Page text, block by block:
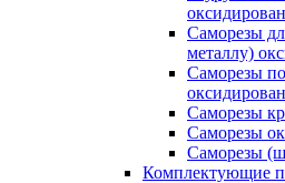
Саморезы
металлу)
Саморезы по
Саморезы
Саморезы
Саморезы
Комплектующие